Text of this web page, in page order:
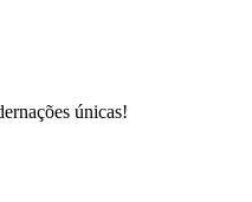
únicas!